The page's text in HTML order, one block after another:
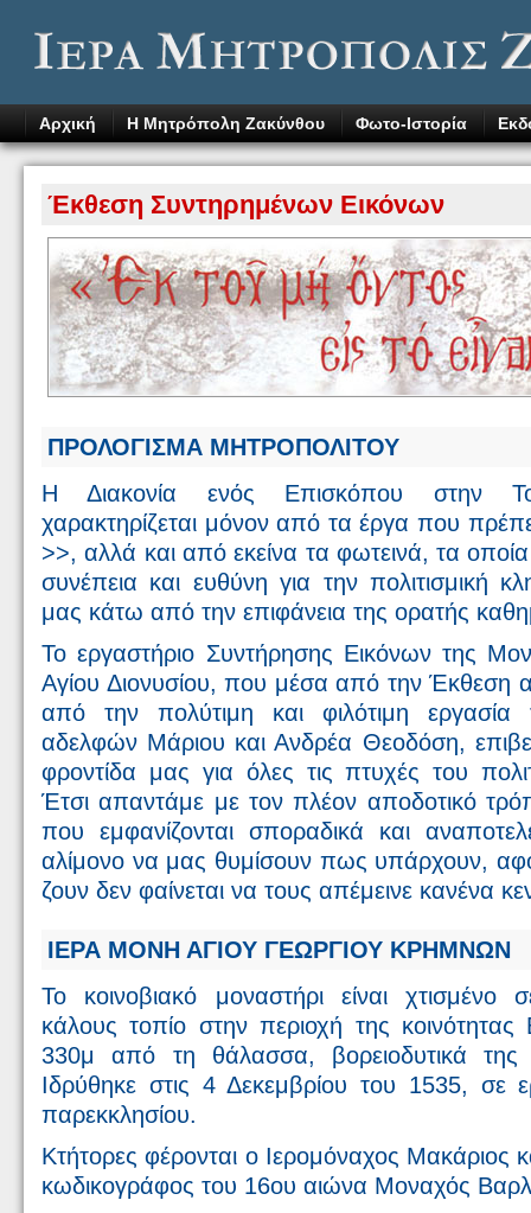
Αρχική Η Μητρόπολη Ζακύνθου Φωτο-Ιστορία
Έκθεση Συντηρημένων Εικόνων
ΠΡΟΛΟΓΙΣΜΑ ΜΗΤΡΟΠΟΛΙΤΟΥ
Η Διακονία ενός Επισκόπου στην
χαρακτηρίζεται μόνον από τα έργα που
>>, αλλά και από εκείνα τα φωτεινά, τα
συνέπεια και ευθύνη για την πολιτισμική
μας κάτω από την επιφάνεια της ορατής
Το εργαστήριο Συντήρησης Εικόνων της
Αγίου Διονυσίου, που μέσα από την Έκθεση
από την πολύτιμη και φιλότιμη
αδελφών Μάριου και Ανδρέα Θεοδόση,
φροντίδα μας για όλες τις πτυχές του
Έτσι απαντάμε με τον πλέον αποδοτικό
που εμφανίζονται σποραδικά και
αλίμονο να μας θυμίσουν πως υπάρχουν,
ζουν δεν φαίνεται να τους απέμεινε κανένα
ΙΕΡΑ ΜΟΝΗ ΑΓΙΟΥ ΓΕΩΡΓΙΟΥ ΚΡΗΜΝΩΝ
Το κοινοβιακό μοναστήρι είναι χτισμένο
κάλους τοπίο στην περιοχή της
330μ από τη θάλασσα, βορειοδυτικά της
Ιδρύθηκε στις 4 Δεκεμβρίου του 1535, σε
παρεκκλησίου.
Κτήτορες φέρονται ο Ιερομόναχος Μακάριος
κωδικογράφος του 16ου αιώνα Μοναχός